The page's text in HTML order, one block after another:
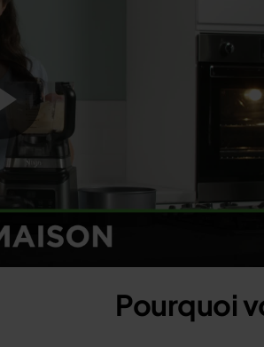
Play
Video
Pourquoi